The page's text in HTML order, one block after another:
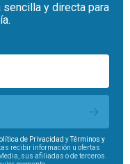
y directa para
de Privacidad y
Términos y
recibir información u ofertas
sus afiliadas o de terceros.